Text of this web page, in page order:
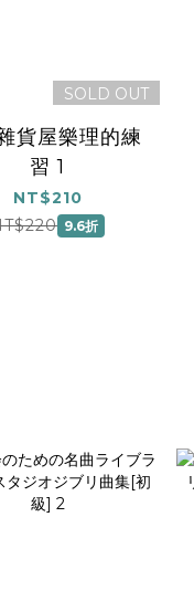
SOLD OUT
貨屋樂理的練
習 1
NT$210
9.6折